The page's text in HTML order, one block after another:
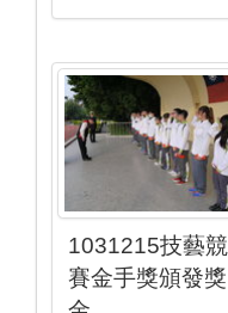
1031215技藝競
賽金手獎頒發獎